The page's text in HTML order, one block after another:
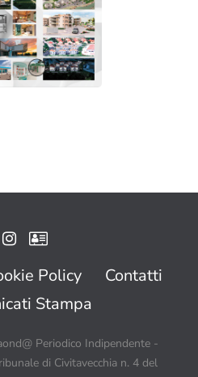
Policy
Contatti
Stampa
Periodico Indipendente -
di Civitavecchia n. 4 del